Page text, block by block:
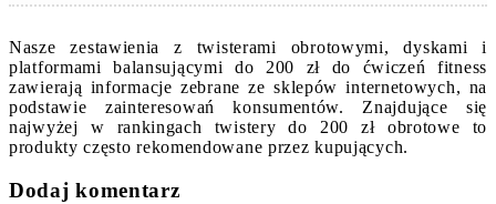
Nasze zestawienia z twisterami obrotowymi, dyskami i
platformami balansującymi do 200 zł do ćwiczeń fitness
zawierają informacje zebrane ze sklepów internetowych, na
podstawie zainteresowań konsumentów. Znajdujące się
najwyżej w rankingach twistery do 200 zł obrotowe to
produkty często rekomendowane przez kupujących.
Dodaj komentarz